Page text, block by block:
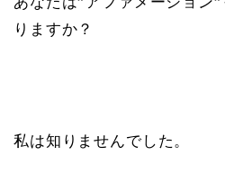
りますか？
私は知りませんでした。